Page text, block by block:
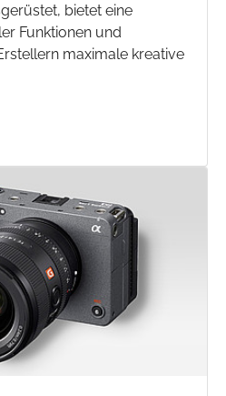
bietet eine
Funktionen und
maximale kreative